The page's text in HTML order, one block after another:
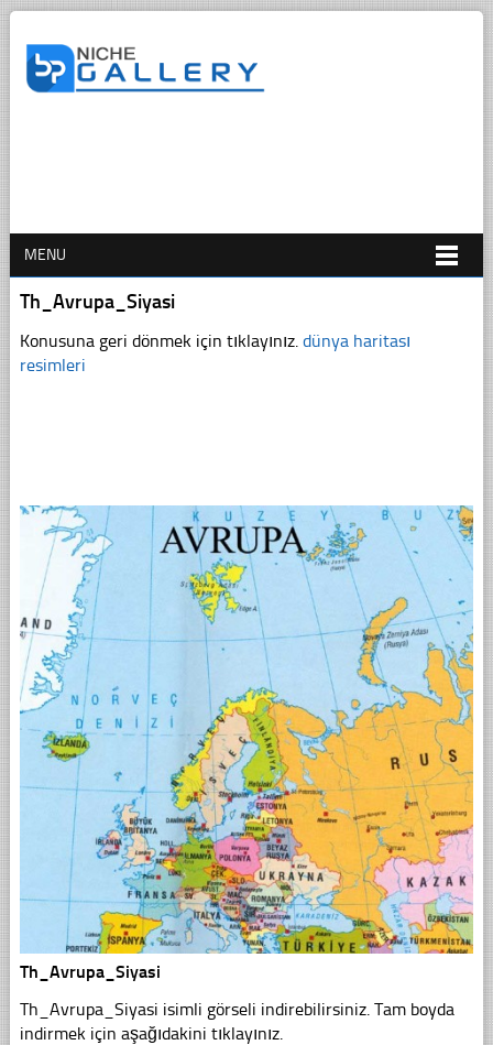
MENU
Th_Avrupa_Siyasi
Konusuna geri dönmek için tıklayınız. dünya haritası
resimleri
Th_Avrupa_Siyasi
Th_Avrupa_Siyasi isimli görseli indirebilirsiniz. Tam boyda
indirmek için aşağıdakini tıklayınız.